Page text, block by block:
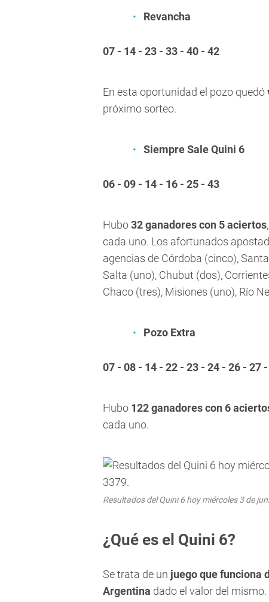
Revancha
07 - 14 - 23 - 33 - 40 - 42
En esta oportunidad el pozo quedó
próximo sorteo.
Siempre Sale Quini 6
06 - 09 - 14 - 16 - 25 - 43
Hubo32 ganadores con 5 aciertos
cada uno. Los afortunados
agencias de Córdoba (cinco),
Salta (uno), Chubut (dos),
Chaco (tres), Misiones (uno), Río
Pozo Extra
07 - 08 - 14 - 22 - 23 - 24 - 26 - 27
Hubo 122ganadores con 6
cada uno.
Resultados del Quini 6 hoy miércoles 3 de
¿Qué es el Quini 6?
Se trata de un juego que funciona
Argentina dado el valor del